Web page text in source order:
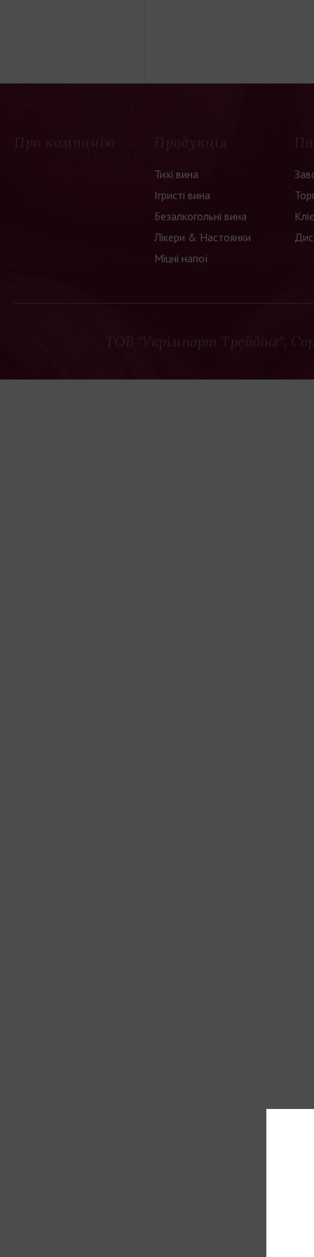
Про компанію Продукція
Тихі вина
Ігристі вина
Безалкогольні вина
Лікери & Настоянки
Міцні напої
ТОВ "Укрімпорт Трейдінг",